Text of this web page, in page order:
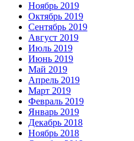
Ноябрь 2019
Октябрь 2019
Сентябрь 2019
Август 2019
Июль 2019
Июнь 2019
Май 2019
Апрель 2019
Март 2019
Февраль 2019
Январь 2019
Декабрь 2018
Ноябрь 2018